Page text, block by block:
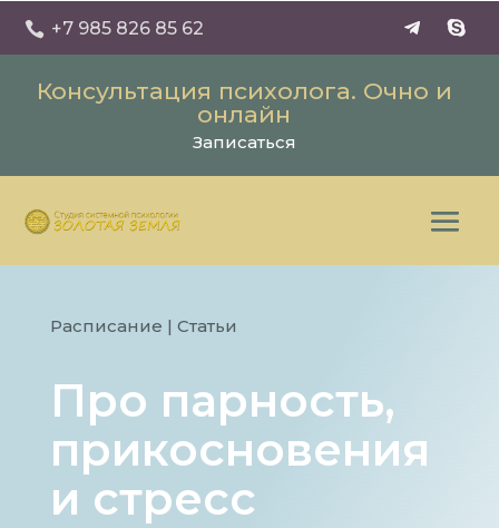
 +7 985 826 85 62
Консультация психолога. Очно и
онлайн
Записаться
Расписание | Статьи
Про парность,
прикосновения
и стресс